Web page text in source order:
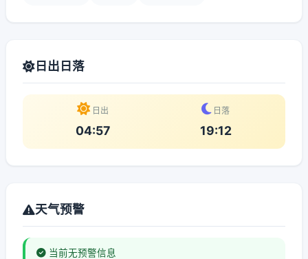
日出日落
日出
04:57
日落
19:12
天气预警
当前无预警信息